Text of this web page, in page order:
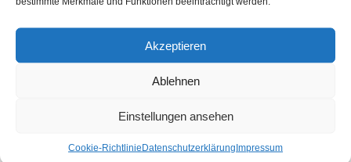
Akzeptieren
Ablehnen
Einstellungen ansehen
Cookie-RichtlinieDatenschutzerklärungImpressum
UNTERSTÜTZEN SIE UNSER PROJEKT!